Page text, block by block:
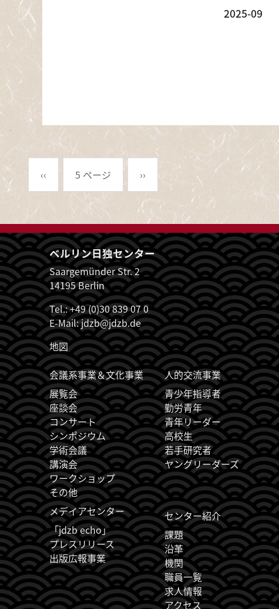
2025-09
ページ送り
前ページ
‹‹ 5 ページ 次ページ
››
ベルリン日独センター
Saargemünder Str. 2
14195 Berlin
Tel.: +49 (0)30 839 07 0
E-Mail:jdzb@jdzb.de
地図
JDZB_FUSSZEILENMENÜ
会議系事業＆文化事業
展覧会
座談会
コンサート
シンポジウム
学術会議
講演会
ワークショップ
その他
人的交流事業
青少年指導者
勤労青年
青年リーダー
高校生
若手研究者
ヤングリーダーズ
メデイアセンター
「jdzb echo」
プレスリリース
出版広報事業
センター紹介
課題
沿革
機関
職員一覧
求人情報
アクセス